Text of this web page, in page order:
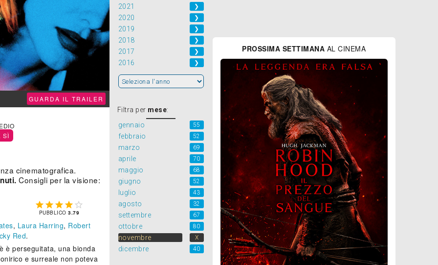
GUARDA IL TRAILER
SÌ
cinematografica.
Consigli per la visione:
    
PUBBLICO3.79
, Laura Harring, Robert
Red.
è perseguitata, una bionda
e surreale non poteva
2021 ❯
2020 ❯
2019 ❯
2018 ❯
2017 ❯
2016 ❯
Filtra per mese:
gennaio
55
febbraio 52
marzo 69
aprile 70
maggio 68
giugno 52
luglio 43
agosto 32
settembre 67
ottobre 80
novembre X
dicembre 40
PROSSIMA SETTIMANA AL CINEMA